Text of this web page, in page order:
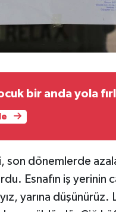
bir anda yola
dönemlerde
Esnafın iş yerinin
yarına düşünürüz.